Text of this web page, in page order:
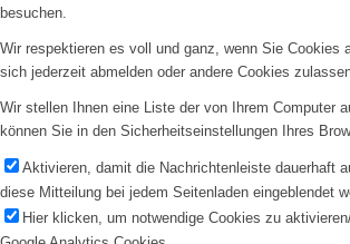
besuchen.
Wir respektieren es voll und ganz, wenn Sie
sich jederzeit abmelden oder andere Cookies
Wir stellen Ihnen eine Liste der von Ihrem Computer
können Sie in den Sicherheitseinstellungen Ihres
Aktivieren, damit die Nachrichtenleiste dauerhaft
diese Mitteilung bei jedem Seitenladen eingeblendet
Hier klicken, um notwendige Cookies zu